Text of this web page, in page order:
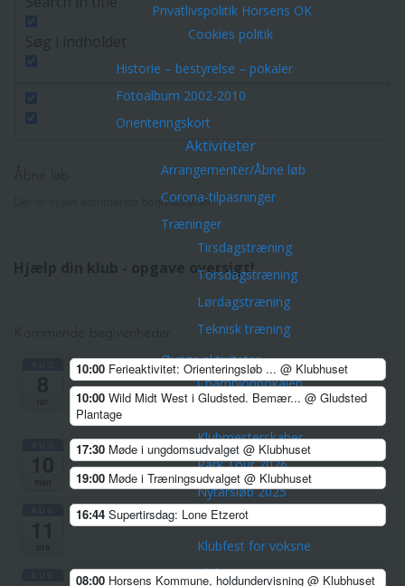
Privatlivspolitik Horsens OK
Cookies politik
Historie – bestyrelse – pokaler
Fotoalbum 2002-2010
Orienteringskort
Aktiviteter
Arrangementer/Åbne løb
Corona-tilpasninger
Træninger
Tirsdagstræning
Torsdagstræning
Lørdagstræning
Teknisk træning
Øvrige aktiviteter
Championpokalen
Divisionsturneringen
Klubmesterskaber
Park Tour 2026
Nytårsløb 2025
Dark Trail Horsens
Klubfest for voksne
Klubture
Der er ingen kommende begivenheder.
Hjælp din klub - opgave oversigt!
10:00 Ferieaktivitet: Orienteringsløb ... @ Klubhuset
10:00 Wild Midt West i Gludsted. Bemær... @ Gludsted
Plantage
17:30 Møde i ungdomsudvalget @ Klubhuset
19:00 Møde i Træningsudvalget @ Klubhuset
16:44 Supertirsdag: Lone Etzerot
08:00 Horsens Kommune, holdundervisning @ Klubhuset